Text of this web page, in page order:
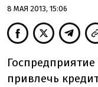
8 МАЯ 2013, 15:06
привлечь